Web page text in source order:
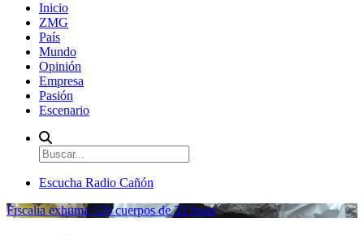
Inicio
ZMG
País
Mundo
Opinión
Empresa
Pasión
Escenario
Escucha Radio Cañón
Fiscalía exhuma 126 cuerpos de 32 fosas